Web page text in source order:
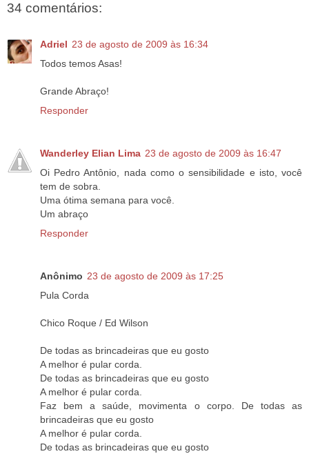
34 comentários:
Adriel 23 de agosto de 2009 às 16:34
Todos temos Asas!
Grande Abraço!
Responder
Wanderley Elian Lima 23 de agosto de 2009 às 16:47
Oi Pedro Antônio, nada como o sensibilidade e isto, você
tem de sobra.
Uma ótima semana para você.
Um abraço
Responder
Anônimo 23 de agosto de 2009 às 17:25
Pula Corda
Chico Roque / Ed Wilson
De todas as brincadeiras que eu gosto
A melhor é pular corda.
De todas as brincadeiras que eu gosto
A melhor é pular corda.
Faz bem a saúde, movimenta o corpo. De todas as
brincadeiras que eu gosto
A melhor é pular corda.
De todas as brincadeiras que eu gosto